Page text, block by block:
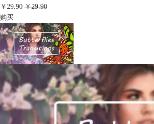
￥29.90 ￥29.90
购买